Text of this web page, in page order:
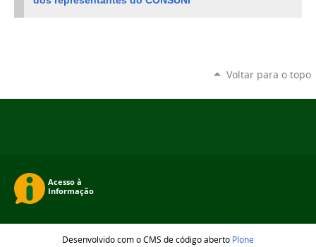
Voltar para o topo
Desenvolvido com o CMS de código aberto Plone